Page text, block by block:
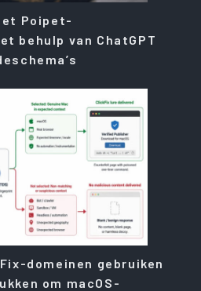
Poipet-
behulp van ChatGPT
domeinen gebruiken
om macOS-